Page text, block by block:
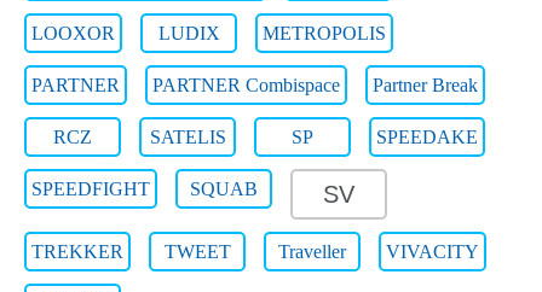
LOOXOR LUDIX METROPOLIS
PARTNER PARTNER Combispace Partner Break
RCZ SATELIS SP SPEEDAKE
SPEEDFIGHT SQUAB SV
TREKKER TWEET Traveller VIVACITY